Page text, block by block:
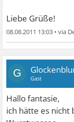
Liebe Grüße!
08.08.2011 13:03 •
G Gast
Hallo fantasie,
ich hätte es nicht